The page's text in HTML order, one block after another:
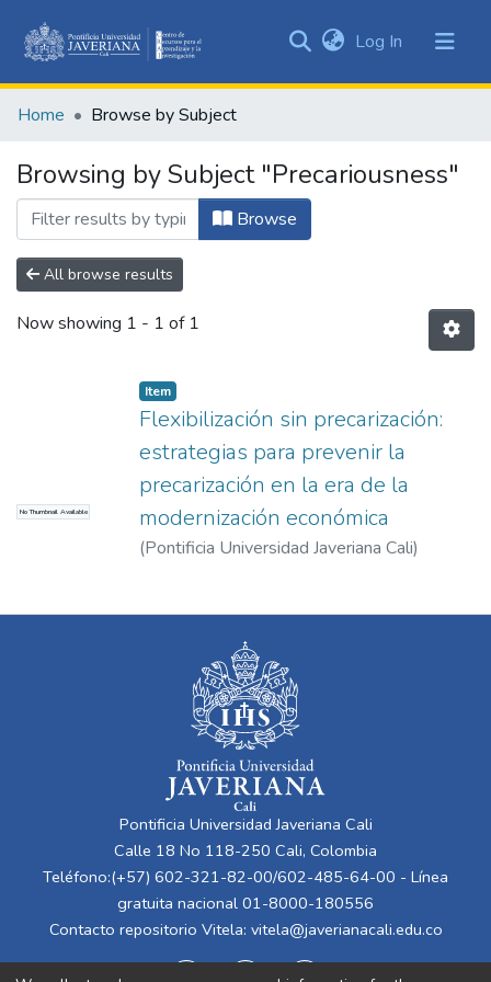
&
All of DSpace
Log In (current)
Home Browse by Subject
Browsing by Subject "Precariousness"
Browse
All browse results
Now showing 1 - 1 of 1
No Thumbnail Available
Item
Flexibilización sin precarización:
estrategias para prevenir la
precarización en la era de la
modernización económica
(Pontificia Universidad Javeriana Cali)
Pontificia Universidad Javeriana Cali
Calle 18 No 118-250 Cali, Colombia
Teléfono:(+57) 602-321-82-00/602-485-64-00 - Línea
gratuita nacional 01-8000-180556
Contacto repositorio Vitela: vitela@javerianacali.edu.co